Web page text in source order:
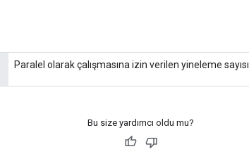
Paralel olarak çalışmasına izin verilen yineleme sayısı.
Bu size yardımcı oldu mu?